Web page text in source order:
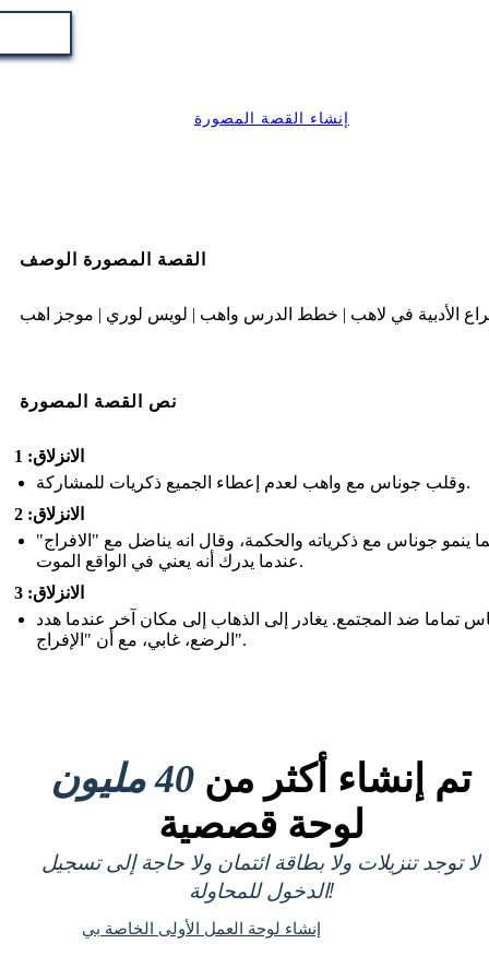
إنشاء القصة المصورة
القصة المصورة الوصف
الأدبية في لاهب | خطط الدرس واهب | لويس لوري | موجز اهب
نص القصة المصورة
الانزلاق: 1
وقلب جوناس مع واهب لعدم إعطاء الجميع ذكريات للمشاركة.
الانزلاق: 2
ينمو جوناس مع ذكرياته والحكمة، وقال انه يناضل مع "الافراج"
عندما يدرك أنه يعني في الواقع الموت.
الانزلاق: 3
تماما ضد المجتمع. يغادر إلى الذهاب إلى مكان آخر عندما هدد
الرضع، غابي، مع أن "الإفراج".
تم إنشاء أكثر من 40 مليون
لوحة قصصية
لا توجد تنزيلات ولا بطاقة ائتمان ولا حاجة إلى تسجيل
الدخول للمحاولة!
إنشاء لوحة العمل الأولى الخاصة بي